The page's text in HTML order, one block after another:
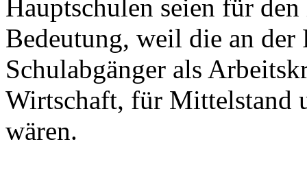
Hauptschulen seien für
Bedeutung, weil die an der
Schulabgänger als
Wirtschaft, für Mittelstand
wären.